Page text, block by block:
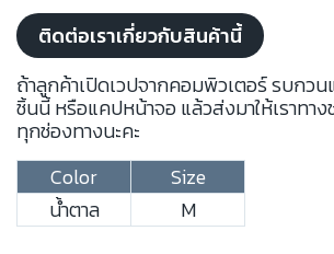
ติดต่อเราเกี่ยวกับสินค้านี้
ถ้าลูกค้าเปิดเวปจากคอมพิวเตอร์ รบกว
ชิ้นนี้ หรือแคปหน้าจอ แล้วส่งมาให้เราทา
ทุกช่องทางนะคะ
Color
Size
น้ำตาล
M